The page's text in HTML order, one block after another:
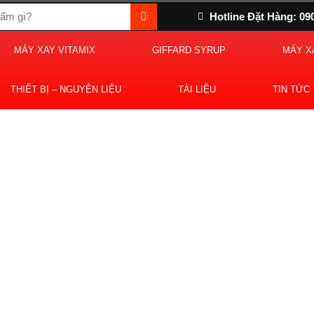
Hotline Đặt Hàng:
MÁY XAY VITAMIX GIFFARD SYRUP MÁY
THIẾT BỊ – NGUYÊN LIỆU TÀI LIỆU TIN TỨC